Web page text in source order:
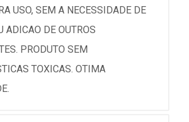
USO, SEM A NECESSIDADE DE
ADICAO DE OUTROS
PRODUTO SEM
TOXICAS. OTIMA